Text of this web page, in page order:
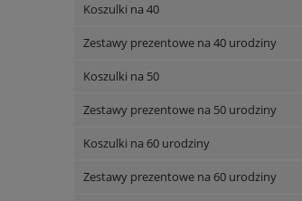
Koszulki na 40
Zestawy prezentowe na 40 urodziny
Koszulki na 50
Zestawy prezentowe na 50 urodziny
Koszulki na 60 urodziny
Zestawy prezentowe na 60 urodziny